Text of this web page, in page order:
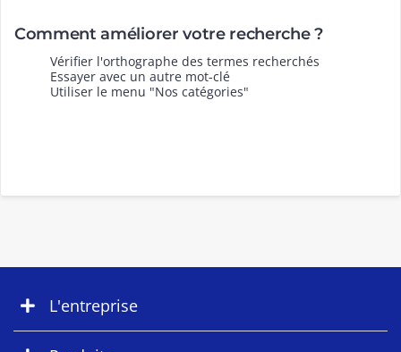
Comment améliorer votre recherche ?
Vérifier l'orthographe des termes recherchés
Essayer avec un autre mot-clé
Utiliser le menu "Nos catégories"
L'entreprise